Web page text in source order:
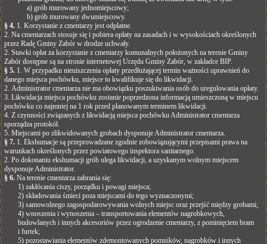
a) grób murowany jednomiejscowy;
b) grób murowany dwumiejscowy.
§ 4. 1. Korzystanie z cmentarzy jest odpłatne.
2. Na cmentarzach stosuje się i pobiera opłaty na zasadach i w wysokościach określonych
przez Radę Gminy Zabór w drodze uchwały.
2. Stawki opłat za korzystanie z cmentarzy komunalnych położonych na terenie Gminy
Zabór dostępne są na stronie internetowej Urzędu Gminy Zabór, w zakładce BIP.
§ 5. 1. W przypadku nieuiszczenia opłaty przedłużającej termin ważności uprawnień do
danego miejsca pochówku, miejsce to kwalifikuje się do likwidacji.
2. Administrator cmentarza nie ma obowiązku poszukiwania osób do uregulowania opłaty.
3. Likwidacja miejsca pochówku zostanie poprzedzona informacją umieszczoną w miejscu
pochówku co najmniej na 1 rok przed planowanym terminem likwidacji.
4. Z czynności związanych z likwidacją miejsca pochówku Administrator cmentarza
sporządza protokół.
5. Miejscami po zlikwidowanych grobach dysponuje Administrator cmentarza.
§ 7. 1. Ekshumacje są przeprowadzane zgodnie zobowiązującymi przepisami prawa na
warunkach określonych przez powiatowego inspektora sanitarnego.
2. Po dokonaniu ekshumacji grób ulega likwidacji, a uzyskanym wolnym miejscem
dysponuje Administrator.
§ 6.Na terenie cmentarza zabrania się:
1) zakłócania ciszy, porządku i powagi miejsca;
2) składowania śmieci poza miejscami do tego wyznaczonymi;
3) samowolnego zagospodarowywania wolnych miejsc oraz przejść między grobami;
4) wnoszenia i wynoszenia – transportowania elementów nagrobkowych,
budowlanych i innych akcesoriów przez ogrodzenie cmentarzy, z pominięciem bram
i furtek;
5) pozostawiania elementów zdemontowanych pomników, nagrobków i innych